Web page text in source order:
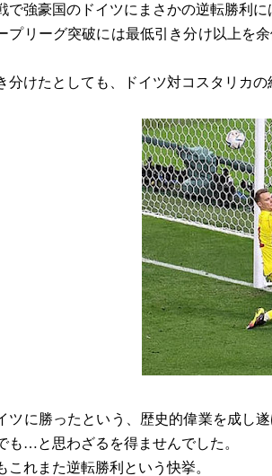
で強豪国のドイツにまさかの逆転勝利
プリーグ突破には最低引き分け以上を
分けたとしても、ドイツ対コスタリカの
ツに勝ったという、歴史的偉業を成し
も…と思わざるを得ませんでした。
これまた逆転勝利という快挙。